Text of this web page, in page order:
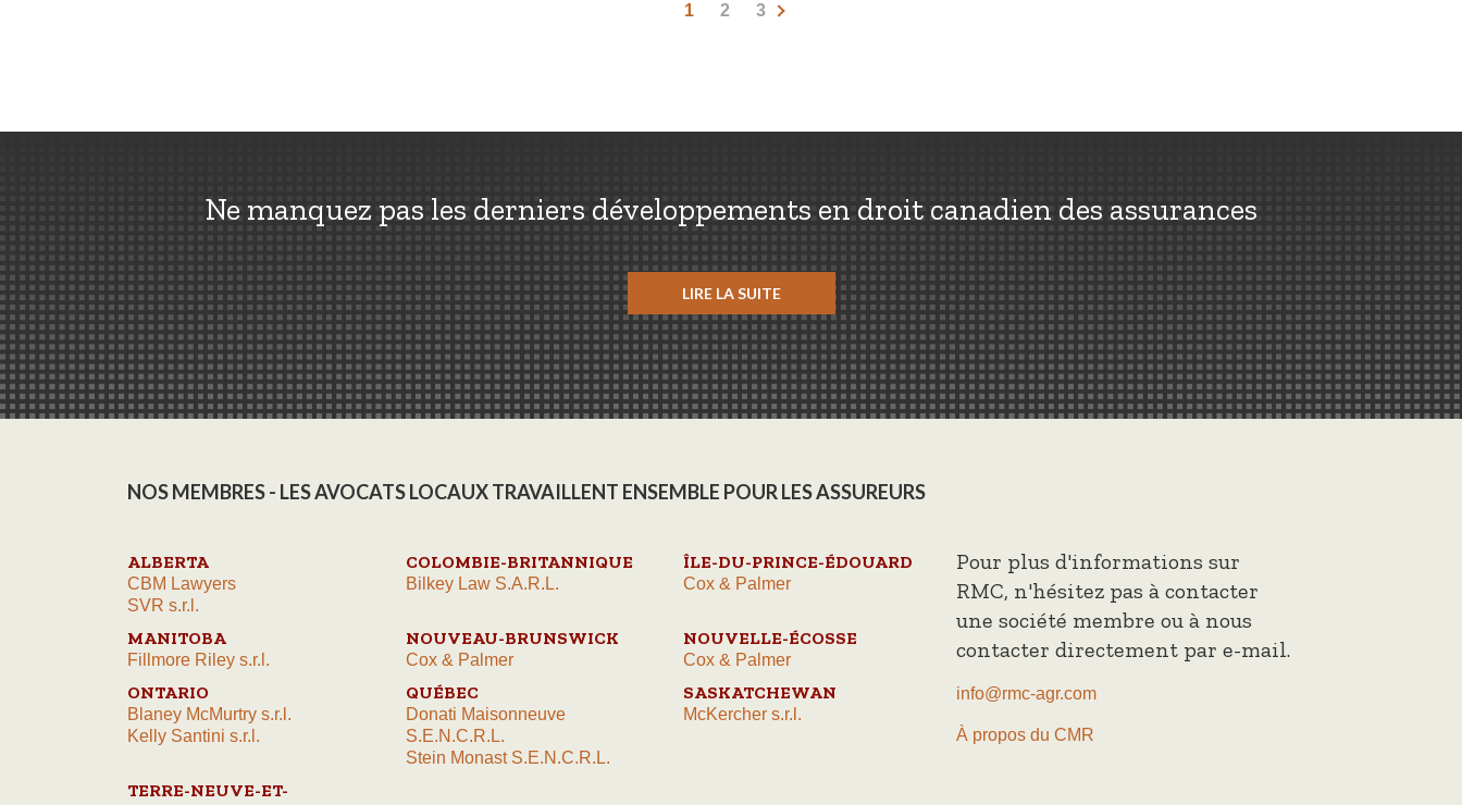
1 2 3
Ne manquez pas les derniers développements en droit canadien des assurances
LIRE LA SUITE
NOS MEMBRES - LES AVOCATS LOCAUX TRAVAILLENT ENSEMBLE POUR LES ASSUREURS
ALBERTA
CBM Lawyers
SVR s.r.l.
COLOMBIE-BRITANNIQUE
Bilkey Law S.A.R.L.
ÎLE-DU-PRINCE-ÉDOUARD
Cox & Palmer
MANITOBA
Fillmore Riley s.r.l.
NOUVEAU-BRUNSWICK
Cox & Palmer
NOUVELLE-ÉCOSSE
Cox & Palmer
ONTARIO
Blaney McMurtry s.r.l.
Kelly Santini s.r.l.
QUÉBEC
Donati Maisonneuve
S.E.N.C.R.L.
Stein Monast S.E.N.C.R.L.
SASKATCHEWAN
McKercher s.r.l.
TERRE-NEUVE-ET-
Pour plus d'informations sur
RMC, n'hésitez pas à contacter
une société membre ou à nous
contacter directement par e-mail.
info@rmc-agr.com
À propos du CMR